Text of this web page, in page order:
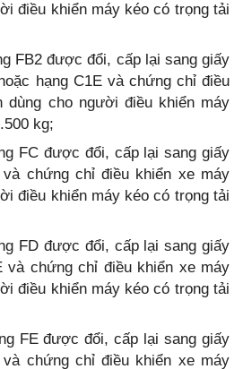
điều khiển máy kéo có trọng tải
FB2 được đổi, cấp lại sang giấy
hạng C1E và chứng chỉ điều
dùng cho người điều khiển máy
kg;
FC được đổi, cấp lại sang giấy
chứng chỉ điều khiển xe máy
điều khiển máy kéo có trọng tải
FD được đổi, cấp lại sang giấy
và chứng chỉ điều khiển xe máy
điều khiển máy kéo có trọng tải
FE được đổi, cấp lại sang giấy
chứng chỉ điều khiển xe máy